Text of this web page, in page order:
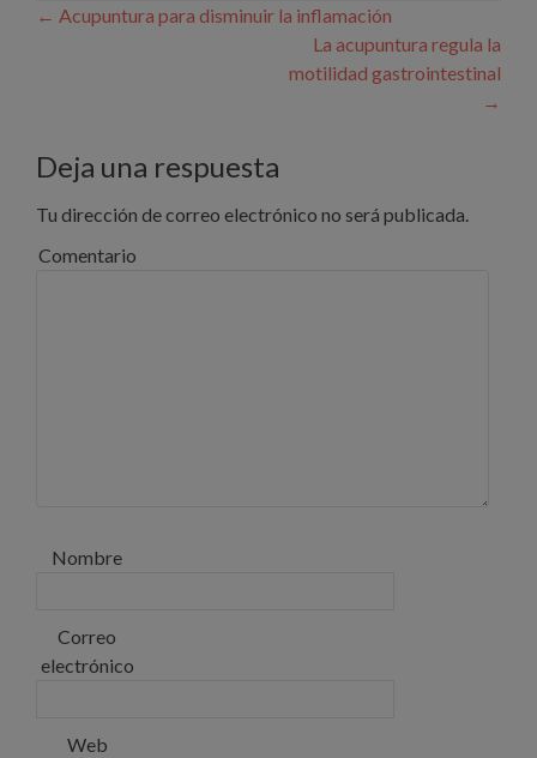
Navegación de entradas
← Acupuntura para disminuir la inflamación
La acupuntura regula la
motilidad gastrointestinal
→
Deja una respuesta
Tu dirección de correo electrónico no será publicada.
Comentario
Nombre
Correo
electrónico
Web